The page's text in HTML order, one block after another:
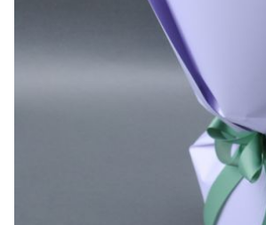
Букет із 9 троянд сорту Пенні
мідним відблиском, що надає
ідеальним подарунком для тих,
Магазин Камелія обирає лише
ідеальному стані — свіжа,
Замовляючи букет у Камелії, ви
клієнта. Подаруйте унікальні